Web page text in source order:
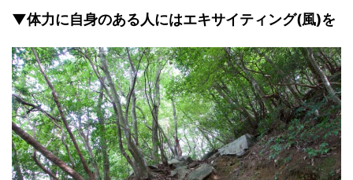
▼体力に自身のある人にはエキサイティング(風)を